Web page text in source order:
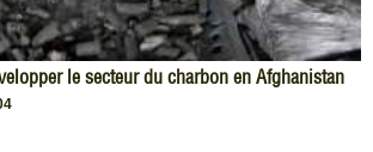
le secteur du charbon en Afghanistan